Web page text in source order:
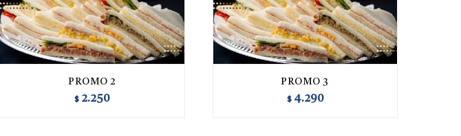
PROMO 2
$ 2.250
PROMO 3
$ 4.290